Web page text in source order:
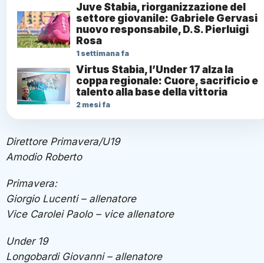
Juve Stabia, riorganizzazione del
settore giovanile: Gabriele Gervasi
nuovo responsabile, D.S. Pierluigi
Rosa
1 settimana fa
Virtus Stabia, l’Under 17 alza la
coppa regionale: Cuore, sacrificio e
talento alla base della vittoria
2 mesi fa
Direttore Primavera/U19
Amodio Roberto
Primavera:
Giorgio Lucenti – allenatore
Vice Carolei Paolo – vice allenatore
Under 19
Longobardi Giovanni – allenatore